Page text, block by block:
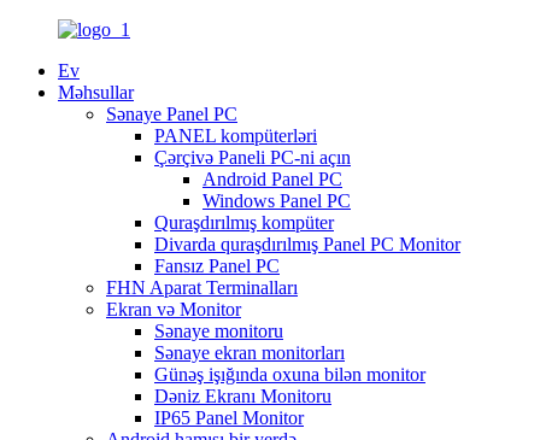
Ev
Məhsullar
Sənaye Panel PC
PANEL kompüterləri
Çərçivə Paneli PC-ni açın
Android Panel PC
Windows Panel PC
Quraşdırılmış kompüter
Divarda quraşdırılmış Panel PC Monitor
Fansız Panel PC
FHN Aparat Terminalları
Ekran və Monitor
Sənaye monitoru
Sənaye ekran monitorları
Günəş işığında oxuna bilən monitor
Dəniz Ekranı Monitoru
IP65 Panel Monitor